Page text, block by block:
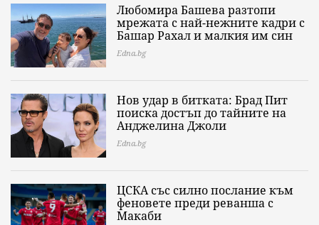
Любомира Башева разтопи
мрежата с най-нежните кадри с
Башар Рахал и малкия им син
Edna.bg
Нов удар в битката: Брад Пит
поиска достъп до тайните на
Анджелина Джоли
Edna.bg
ЦСКА със силно послание към
феновете преди реванша с
Макаби